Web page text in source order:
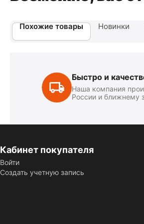
Похожие товары Новинки
Быстро и
Наша компания
России и ближнему
Кабинет покупателя
Войти
Создать учетную запись